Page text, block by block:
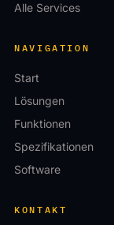
Alle Services
NAVIGATION
Start
Lösungen
Funktionen
Spezifikationen
Software
KONTAKT